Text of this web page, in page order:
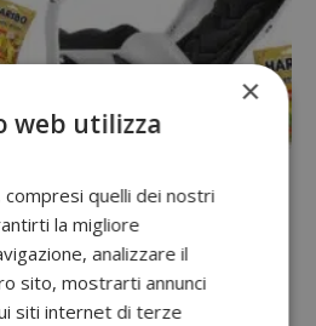
To School”:
di guida da 6.710€
To School": partecipa e potresti
professionale completo da oltre…
×
web utilizza
compresi quelli dei nostri
la migliore
analizzare il
sito, mostrarti annunci
siti internet di terze